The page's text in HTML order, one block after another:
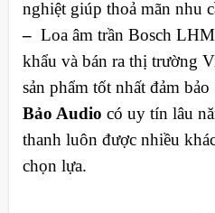
nghiệt giúp thoả mãn nhu
– Loa âm trần Bosch
khẩu và bán ra thị trường
sản phẩm tốt nhất đảm
Bảo Audio có uy tín lâu
thanh luôn được nhiều
chọn lựa.